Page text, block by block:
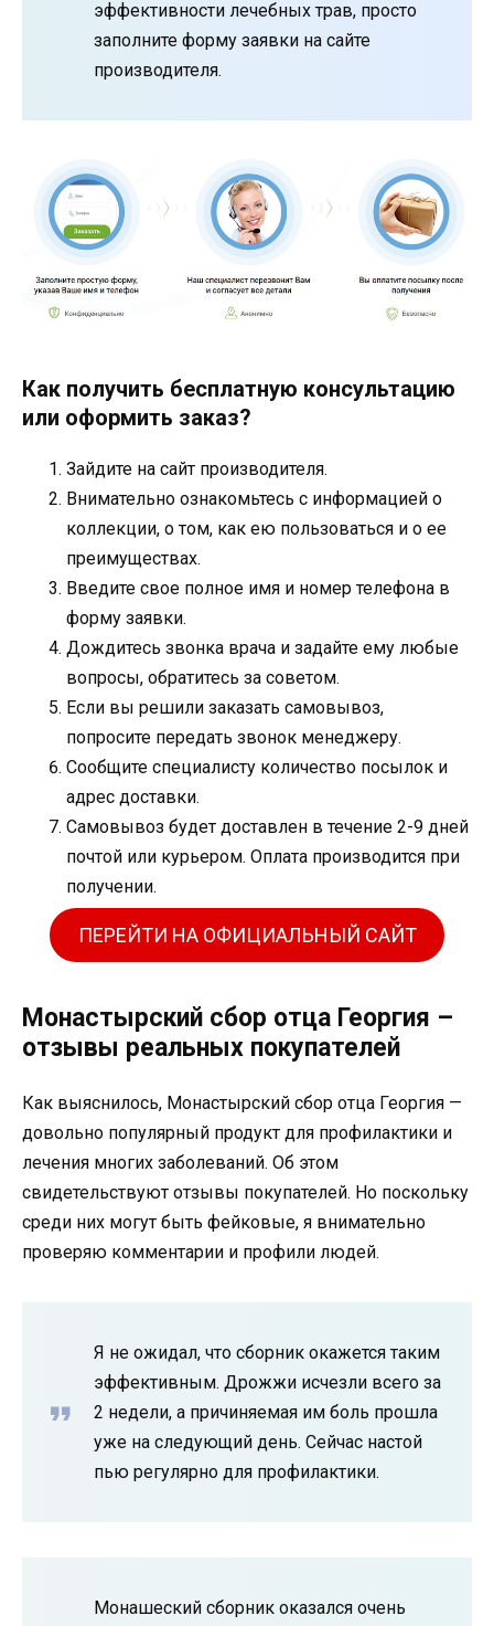
эффективности лечебных трав, просто
заполните форму заявки на сайте
производителя.
Как получить бесплатную консультацию
или оформить заказ?
Зайдите на сайт производителя.
Внимательно ознакомьтесь с информацией о
коллекции, о том, как ею пользоваться и о ее
преимуществах.
Введите свое полное имя и номер телефона в
форму заявки.
Дождитесь звонка врача и задайте ему любые
вопросы, обратитесь за советом.
Если вы решили заказать самовывоз,
попросите передать звонок менеджеру.
Сообщите специалисту количество посылок и
адрес доставки.
Самовывоз будет доставлен в течение 2-9 дней
почтой или курьером. Оплата производится при
получении.
ПЕРЕЙТИ НА ОФИЦИАЛЬНЫЙ САЙТ
Монастырский сбор отца Георгия –
отзывы реальных покупателей
Как выяснилось, Монастырский сбор отца Георгия —
довольно популярный продукт для профилактики и
лечения многих заболеваний. Об этом
свидетельствуют отзывы покупателей. Но поскольку
среди них могут быть фейковые, я внимательно
проверяю комментарии и профили людей.
Я не ожидал, что сборник окажется таким
эффективным. Дрожжи исчезли всего за
2 недели, а причиняемая им боль прошла
уже на следующий день. Сейчас настой
пью регулярно для профилактики.
Монашеский сборник оказался очень